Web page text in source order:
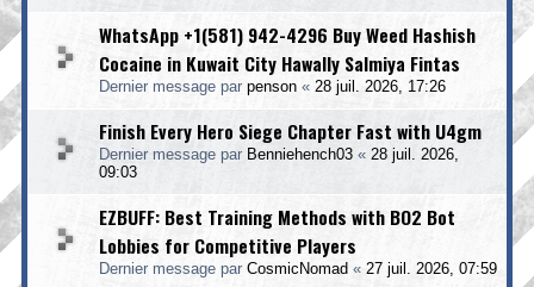
WhatsApp +1(581) 942-4296 Buy Weed Hashish
Cocaine in Kuwait City Hawally Salmiya Fintas
Dernier message par penson « 28 juil. 2026, 17:26
Finish Every Hero Siege Chapter Fast with U4gm
Dernier message par Benniehench03 « 28 juil. 2026,
09:03
EZBUFF: Best Training Methods with BO2 Bot
Lobbies for Competitive Players
Dernier message par CosmicNomad « 27 juil. 2026, 07:59